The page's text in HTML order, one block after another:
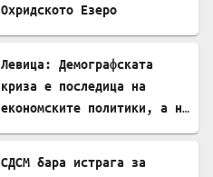
Охридското Езеро
Левица: Демографската
криза е последица на
економските политики, а не
СДСМ бара истрага за